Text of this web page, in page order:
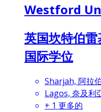
Westford
英国坎特伯
国际学位
Sharjah, 阿拉
Lagos, 奈及利
+ 1 更多的